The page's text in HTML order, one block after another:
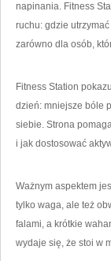
napinania. Fitness
ruchu: gdzie
zarówno dla osób,
Fitness Station
dzień: mniejsze bóle
siebie. Strona
i jak dostosować
Ważnym aspektem
tylko waga, ale też
falami, a krótkie
wydaje się, że stoi w